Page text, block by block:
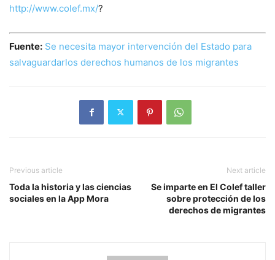
http://www.colef.mx/?
Fuente: Se necesita mayor intervención del Estado para
salvaguardarlos derechos humanos de los migrantes
Previous article
Toda la historia y las ciencias
sociales en la App Mora
Next article
Se imparte en El Colef taller
sobre protección de los
derechos de migrantes